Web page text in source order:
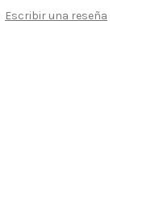
Escribir una reseña